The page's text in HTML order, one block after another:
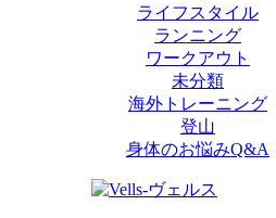
ライフスタイル
ランニング
ワークアウト
未分類
海外トレーニング
登山
身体のお悩みQ&A